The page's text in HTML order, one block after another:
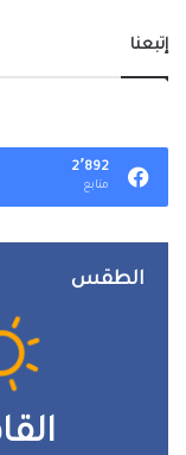
إتبعنا
2٬892
متابع
الطقس